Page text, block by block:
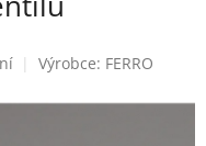
Výrobce: FERRO